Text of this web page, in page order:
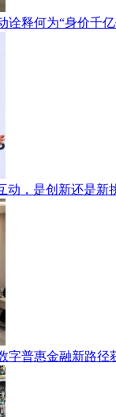
诠释何为“身价千
动，是创新还是新
字普惠金融新路径